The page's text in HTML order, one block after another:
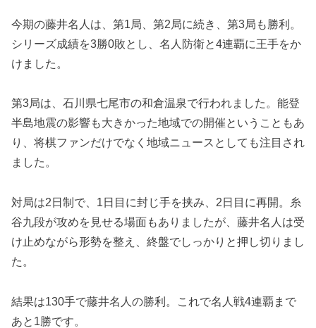
今期の藤井名人は、第1局、第2局に続き、第3局も勝利。
シリーズ成績を3勝0敗とし、名人防衛と4連覇に王手をか
けました。
第3局は、石川県七尾市の和倉温泉で行われました。能登
半島地震の影響も大きかった地域での開催ということもあ
り、将棋ファンだけでなく地域ニュースとしても注目され
ました。
対局は2日制で、1日目に封じ手を挟み、2日目に再開。糸
谷九段が攻めを見せる場面もありましたが、藤井名人は受
け止めながら形勢を整え、終盤でしっかりと押し切りまし
た。
結果は130手で藤井名人の勝利。これで名人戦4連覇まで
あと1勝です。